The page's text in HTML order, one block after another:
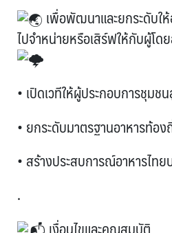
เพื่อพัฒนาและยกระดับใ
ไปจำหน่ายหรือเสิร์ฟให้กับผู้โด
• เปิดเวทีให้ผู้ประกอบการชุมช
• ยกระดับมาตรฐานอาหารท้อ
• สร้างประสบการณ์อาหารไท
.